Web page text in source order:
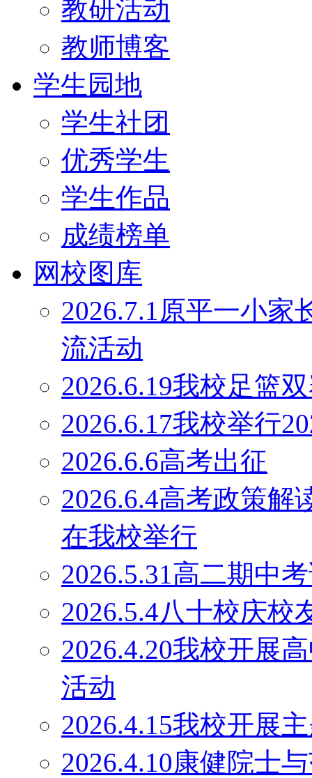
教研活动
教师博客
学生园地
学生社团
优秀学生
学生作品
成绩榜单
网校图库
2026.7.1原平一小家
流活动
2026.6.19我校足篮
2026.6.17我校举行
2026.6.6高考出征
2026.6.4高考政策解
在我校举行
2026.5.31高二期中
2026.5.4八十校庆校
2026.4.20我校开展
活动
2026.4.15我校开展
2026.4.10康健院士